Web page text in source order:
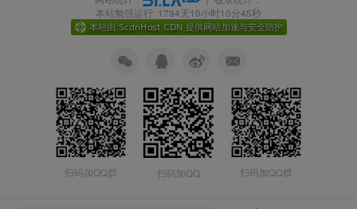
本站勉强运行: 1794天10小时10分46秒
扫码加QQ群 扫码加QQ 扫码加QQ群